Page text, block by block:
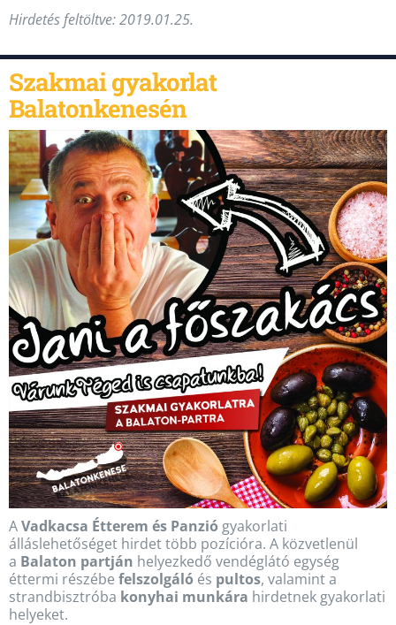
Hirdetés feltöltve: 2019.01.25.
Szakmai gyakorlat
Balatonkenesén
AVadkacsa Étterem és Panzió gyakorlati
álláslehetőséget hirdet több pozícióra. A közvetlenül
a Balaton partján helyezkedő vendéglátó egység
éttermi részébe felszolgáló és pultos, valamint a
strandbisztróba konyhai munkára hirdetnek gyakorlati
helyeket.